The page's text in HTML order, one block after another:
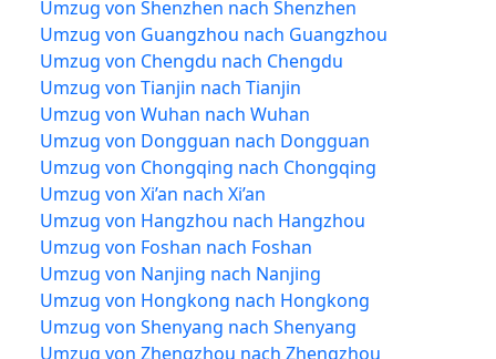
Umzug von Shenzhen nach Shenzhen
Umzug von Guangzhou nach Guangzhou
Umzug von Chengdu nach Chengdu
Umzug von Tianjin nach Tianjin
Umzug von Wuhan nach Wuhan
Umzug von Dongguan nach Dongguan
Umzug von Chongqing nach Chongqing
Umzug von Xi’an nach Xi’an
Umzug von Hangzhou nach Hangzhou
Umzug von Foshan nach Foshan
Umzug von Nanjing nach Nanjing
Umzug von Hongkong nach Hongkong
Umzug von Shenyang nach Shenyang
Umzug von Zhengzhou nach Zhengzhou